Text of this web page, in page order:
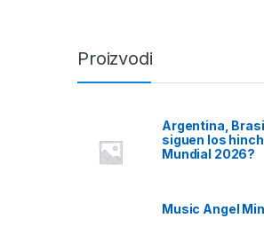
Proizvodi
Argentina,
siguen los
Mundial 2026?
Music Angel